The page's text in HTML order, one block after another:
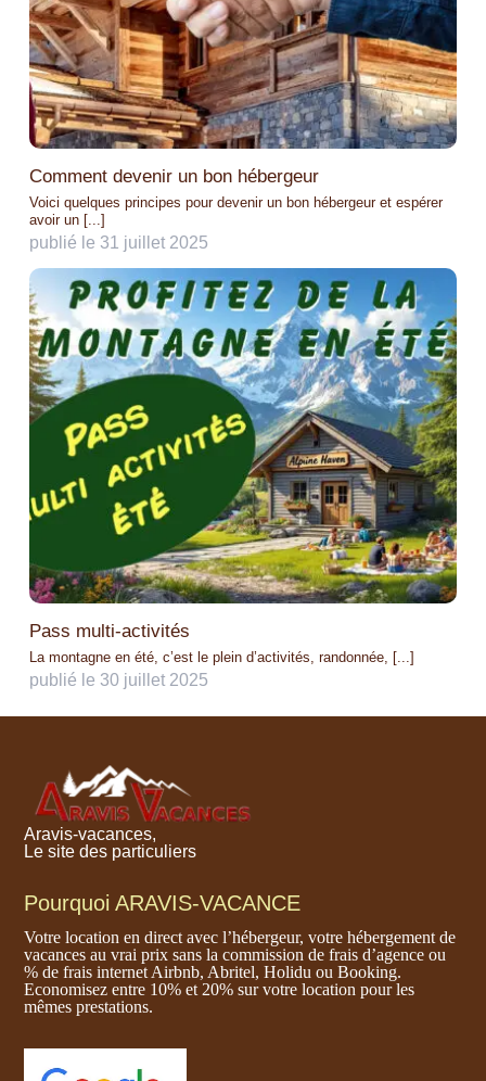
Comment devenir un bon hébergeur
Voici quelques principes pour devenir un bon hébergeur et espérer
avoir un [...]
publié le 31 juillet 2025
Pass multi-activités
La montagne en été, c’est le plein d’activités, randonnée, [...]
publié le 30 juillet 2025
Aravis-vacances,
Le site des particuliers
Pourquoi ARAVIS-VACANCE
Votre location en direct avec l’hébergeur, votre hébergement de
vacances au vrai prix sans la commission de frais d’agence ou
% de frais internet Airbnb, Abritel, Holidu ou Booking.
Economisez entre 10% et 20% sur votre location pour les
mêmes prestations.